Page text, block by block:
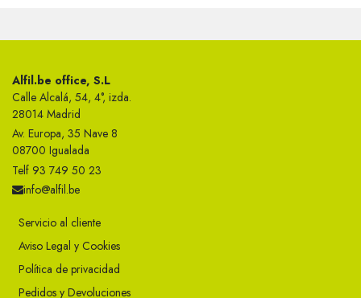
Alfil.be office, S.L
Calle Alcalá, 54, 4°, izda.
28014 Madrid
Av. Europa, 35 Nave 8
08700 Igualada
Telf 93 749 50 23
info@alfil.be
Servicio al cliente
Aviso Legal y Cookies
Política de privacidad
Pedidos y Devoluciones